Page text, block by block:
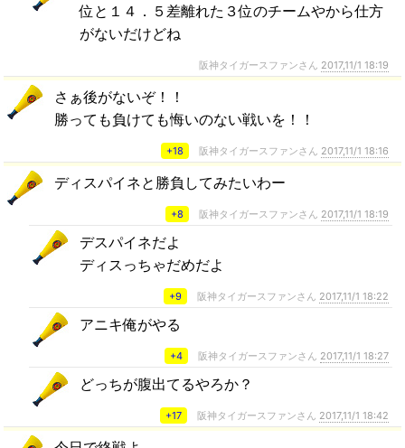
位と１４．５差離れた３位のチームやから仕方
がないだけどね
阪神タイガースファンさん 2017,11/1 18:19
さぁ後がないぞ！！
勝っても負けても悔いのない戦いを！！
+18 阪神タイガースファンさん 2017,11/1 18:16
ディスパイネと勝負してみたいわー
+8 阪神タイガースファンさん 2017,11/1 18:19
デスパイネだよ
ディスっちゃだめだよ
+9 阪神タイガースファンさん 2017,11/1 18:22
アニキ俺がやる
+4 阪神タイガースファンさん 2017,11/1 18:27
どっちが腹出てるやろか？
+17 阪神タイガースファンさん 2017,11/1 18:42